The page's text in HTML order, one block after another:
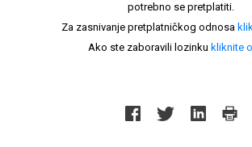
potrebno se pretplatiti.
Za zasnivanje pretplatničkog odnosa
Ako ste zaboravili lozinku kliknite